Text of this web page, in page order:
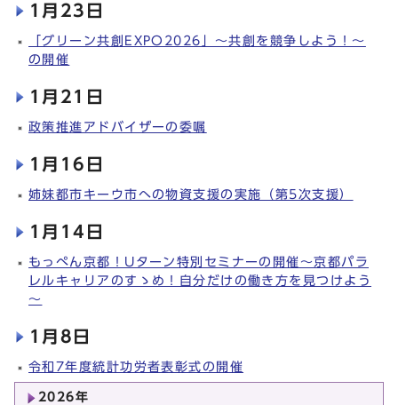
1月23日
「グリーン共創EXPO2026」～共創を競争しよう！～
の開催
1月21日
政策推進アドバイザーの委嘱
1月16日
姉妹都市キーウ市への物資支援の実施（第5次支援）
1月14日
もっぺん京都！Uターン特別セミナーの開催～京都パラ
レルキャリアのすゝめ！自分だけの働き方を見つけよう
～
1月8日
令和7年度統計功労者表彰式の開催
2026年